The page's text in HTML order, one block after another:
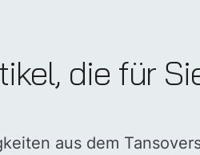
die für
aus dem